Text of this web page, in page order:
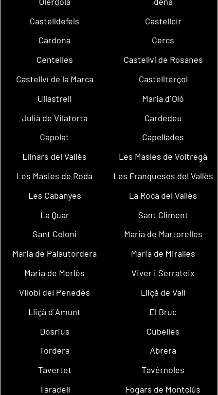
Castelldefels
Castellcir
Cardona
Cercs
Centelles
Castellví de Rosanes
Castellví de la Marca
Castellterçol
Ullastrell
Maria d´Oló
Julià de Vilatorta
Cardedeu
Capolat
Capellades
Llinars del Vallès
Les Masíes de Voltregà
Les Masies de Roda
Les Franqueses del Vallès
Les Cabanyes
La Roca del Vallès
La Quar
Sant Climent
Sant Celoni
Maria de Martorelles
Maria de Palautordera
Maria de Miralles
Maria de Merlès
Viver i Serrateix
Vilobí del Penedès
Lliçà de Vall
Lliçà d´Amunt
El Bruc
Dosrius
Cubelles
Tordera
Abrera
Tavertet
Tavèrnoles
Taradell
Fogars de Montclús